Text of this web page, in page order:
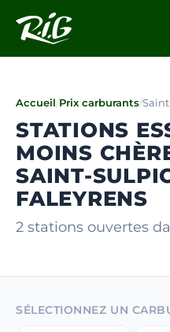
Accueil/Prix carburants/
STATIONS
MOINS
SAINT-
FALEYRENS
2 stations ouvertes
SÉLECTIONNEZ UN